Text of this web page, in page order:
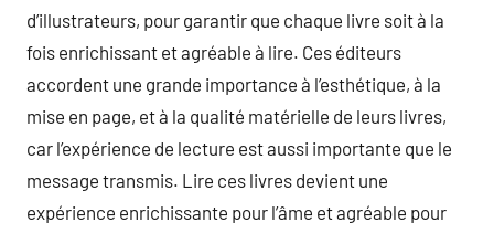
d’illustrateurs, pour garantir que chaque livre soit à la
fois enrichissant et agréable à lire. Ces éditeurs
accordent une grande importance à l’esthétique, à la
mise en page, et à la qualité matérielle de leurs livres,
car l’expérience de lecture est aussi importante que le
message transmis. Lire ces livres devient une
expérience enrichissante pour l’âme et agréable pour